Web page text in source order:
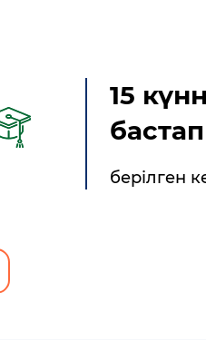
15
бастап
берілген